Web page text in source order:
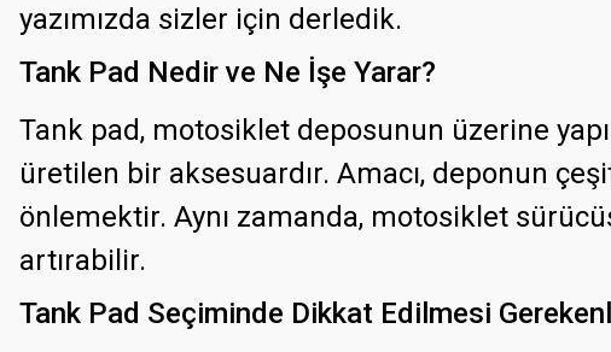
yazımızda sizler için derledik.
Tank Pad Nedir ve Ne İşe Yarar?
Tank pad, motosiklet deposunun üzerine
üretilen bir aksesuardır. Amacı, deponun
önlemektir. Aynı zamanda, motosiklet
artırabilir.
Tank Pad Seçiminde Dikkat Edilmesi